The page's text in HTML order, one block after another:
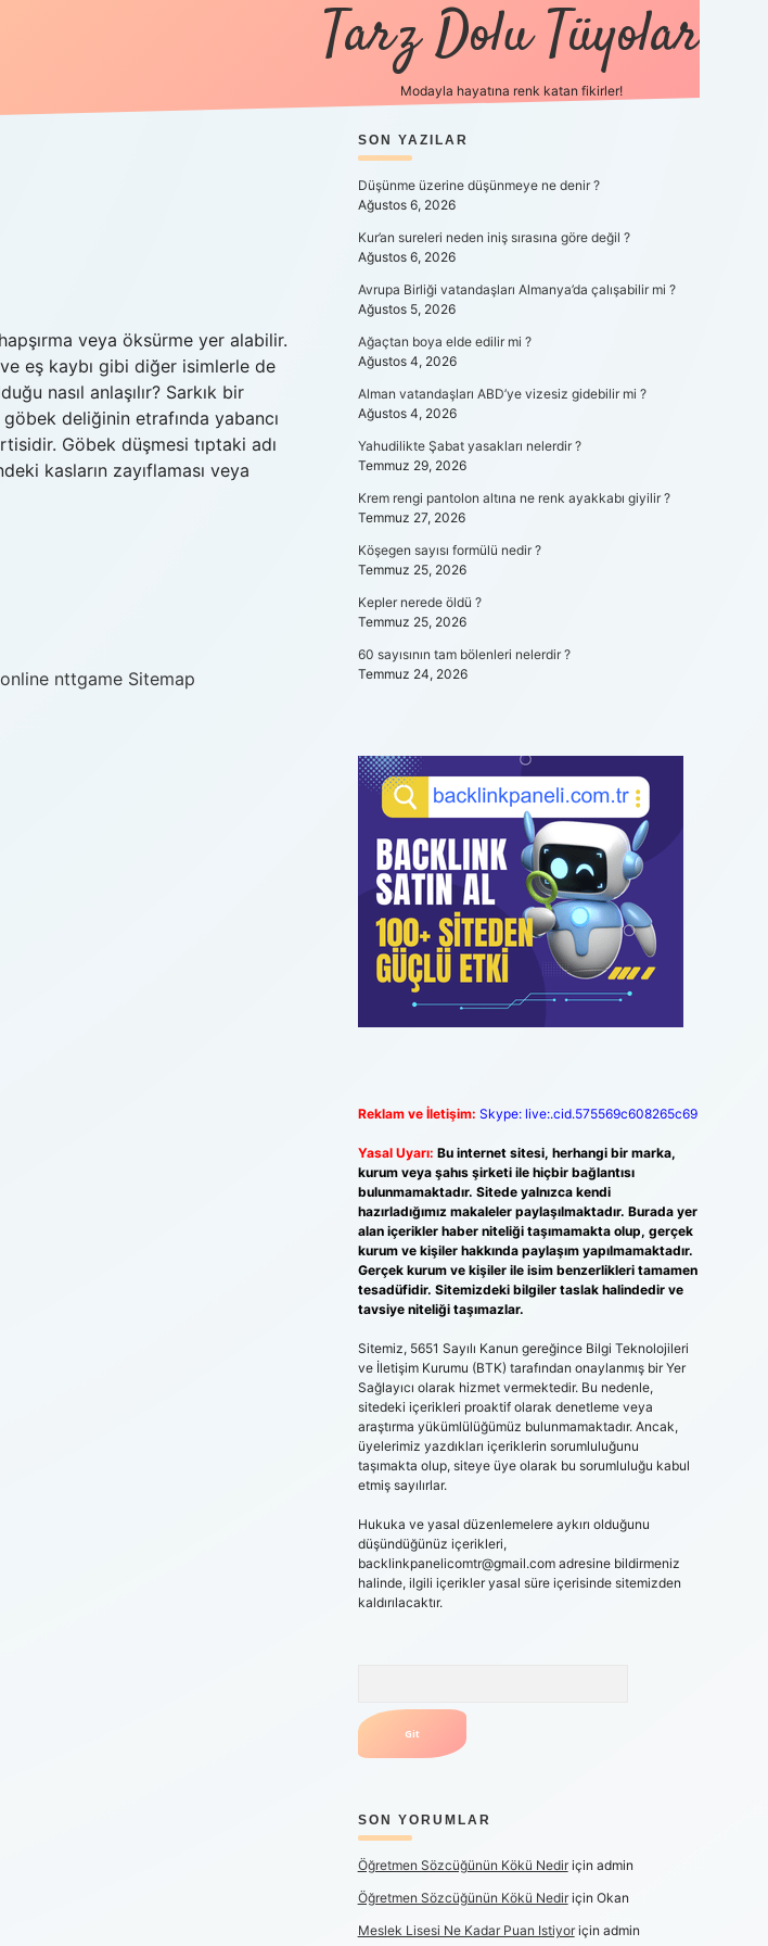
Tarz Dolu Tüyolar
Modayla hayatına renk katan fikirler!
veya öksürme yer alabilir.
eş kaybı gibi diğer isimlerle de
nasıl anlaşılır? Sarkık bir
deliğinin etrafında yabancı
Göbek düşmesi tıptaki adı
kasların zayıflaması veya
nttgame Sitemap
SIDEBAR
SON YAZILAR
Düşünme üzerine düşünmeye ne denir ?
Ağustos 6, 2026
Kur’an sureleri neden iniş sırasına göre değil ?
Ağustos 6, 2026
Avrupa Birliği vatandaşları Almanya’da çalışabilir mi ?
Ağustos 5, 2026
Ağaçtan boya elde edilir mi ?
Ağustos 4, 2026
Alman vatandaşları ABD’ye vizesiz gidebilir mi ?
Ağustos 4, 2026
Yahudilikte Şabat yasakları nelerdir ?
Temmuz 29, 2026
Krem rengi pantolon altına ne renk ayakkabı giyilir ?
Temmuz 27, 2026
Köşegen sayısı formülü nedir ?
Temmuz 25, 2026
Kepler nerede öldü ?
Temmuz 25, 2026
60 sayısının tam bölenleri nelerdir ?
Temmuz 24, 2026
Reklam ve İletişim: Skype: live:.cid.575569c608265c69
Yasal Uyarı: Bu internet sitesi, herhangi bir marka,
kurum veya şahıs şirketi ile hiçbir bağlantısı
bulunmamaktadır. Sitede yalnızca kendi
hazırladığımız makaleler paylaşılmaktadır. Burada yer
alan içerikler haber niteliği taşımamakta olup, gerçek
kurum ve kişiler hakkında paylaşım yapılmamaktadır.
Gerçek kurum ve kişiler ile isim benzerlikleri tamamen
tesadüfidir. Sitemizdeki bilgiler taslak halindedir ve
tavsiye niteliği taşımazlar.
Sitemiz, 5651 Sayılı Kanun gereğince Bilgi Teknolojileri
ve İletişim Kurumu (BTK) tarafından onaylanmış bir Yer
Sağlayıcı olarak hizmet vermektedir. Bu nedenle,
sitedeki içerikleri proaktif olarak denetleme veya
araştırma yükümlülüğümüz bulunmamaktadır. Ancak,
üyelerimiz yazdıkları içeriklerin sorumluluğunu
taşımakta olup, siteye üye olarak bu sorumluluğu kabul
etmiş sayılırlar.
Hukuka ve yasal düzenlemelere aykırı olduğunu
düşündüğünüz içerikleri,
backlinkpanelicomtr@gmail.comadresine bildirmeniz
halinde, ilgili içerikler yasal süre içerisinde sitemizden
kaldırılacaktır.
SON YORUMLAR
Öğretmen Sözcüğünün Kökü Nediriçin admin
Öğretmen Sözcüğünün Kökü Nediriçin Okan
Meslek Lisesi Ne Kadar Puan Istiyoriçin admin